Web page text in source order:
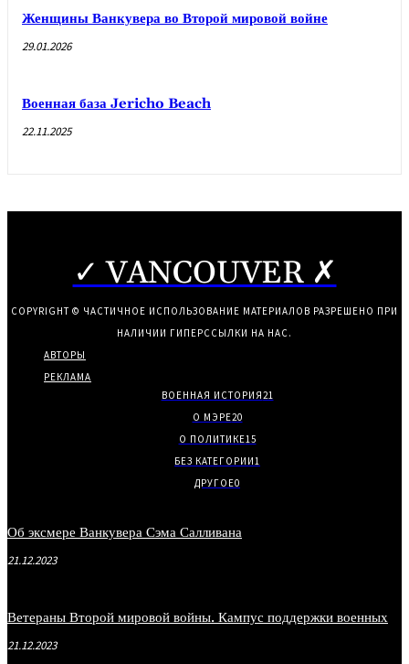
Женщины Ванкувера во Второй мировой войне
29.01.2026
Военная база Jericho Beach
22.11.2025
✓ VANCOUVER ✗
COPYRIGHT © ЧАСТИЧНОЕ ИСПОЛЬЗОВАНИЕ МАТЕРИАЛОВ РАЗРЕШЕНО ПРИ
НАЛИЧИИ ГИПЕРССЫЛКИ НА НАС.
АВТОРЫ
РЕКЛАМА
ВОЕННАЯ ИСТОРИЯ21
О МЭРЕ20
О ПОЛИТИКЕ15
БЕЗ КАТЕГОРИИ1
ДРУГОЕ0
Об эксмере Ванкувера Сэма Салливана
21.12.2023
Ветераны Второй мировой войны. Кампус поддержки военных
21.12.2023